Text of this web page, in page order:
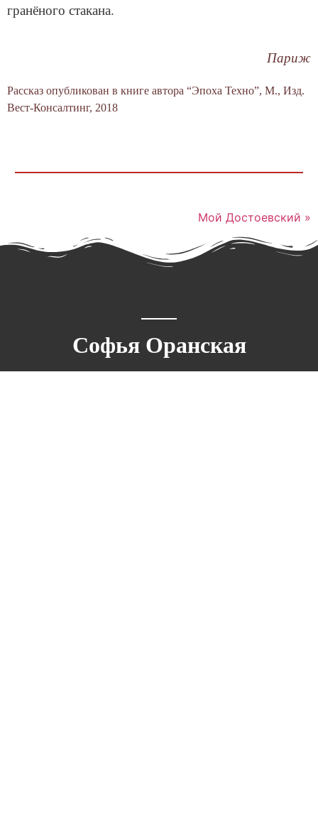
гранёного стакана.
Париж
Рассказ опубликован в книге автора “Эпоха Техно”, М., Изд.
Вест-Консалтинг, 2018
Мой Достоевский »
Софья Оранская